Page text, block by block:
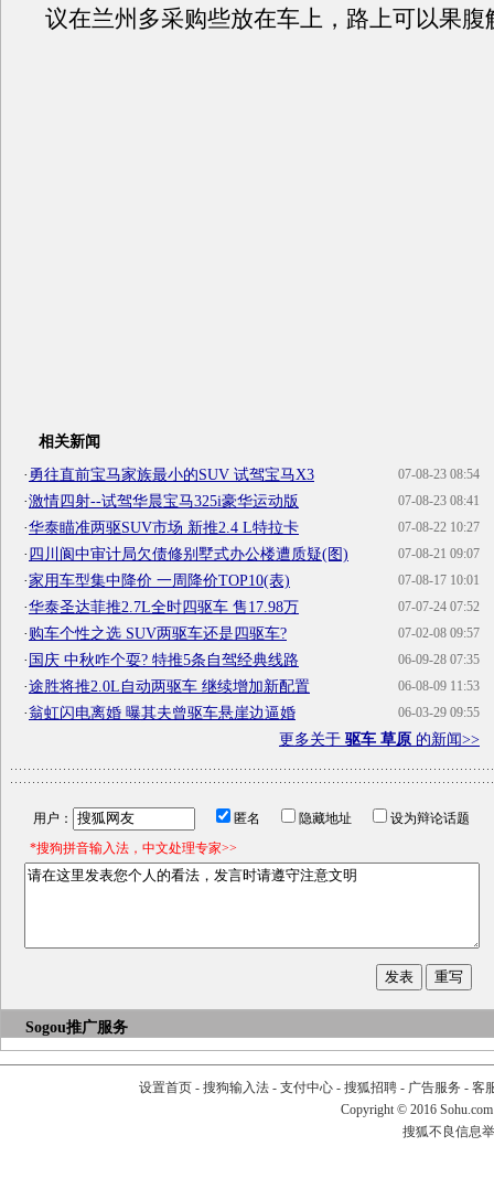
议在兰州多采购些放在车上，路上可以果腹
相关新闻
07-08-23 08:54
·勇往直前宝马家族最小的SUV 试驾宝马X3
07-08-23 08:41
·激情四射--试驾华晨宝马325i豪华运动版
07-08-22 10:27
·华泰瞄准两驱SUV市场 新推2.4 L特拉卡
07-08-21 09:07
·四川阆中审计局欠债修别墅式办公楼遭质疑(图)
07-08-17 10:01
·家用车型集中降价 一周降价TOP10(表)
07-07-24 07:52
·华泰圣达菲推2.7L全时四驱车 售17.98万
07-02-08 09:57
·购车个性之选 SUV两驱车还是四驱车?
06-09-28 07:35
·国庆 中秋咋个耍? 特推5条自驾经典线路
06-08-09 11:53
·途胜将推2.0L自动两驱车 继续增加新配置
06-03-29 09:55
·翁虹闪电离婚 曝其夫曾驱车悬崖边逼婚
更多关于 驱车 草原 的新闻>>
用户： 匿名 隐藏地址
设为辩论话题
*搜狗拼音输入法，中文处理专家>>
Sogou推广服务
设置首页- 搜狗输入法- 支付中心- 搜狐招聘- 广告服务 - 客
Copyright © 2016
搜狐不良信息